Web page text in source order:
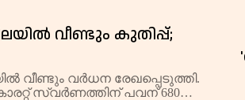
വീണ്ടും കുതിപ്പ്;
വർധന രേഖപ്പെടുത്തി.
കാരറ്റ് സ്വർണത്തിന് പവന് 680